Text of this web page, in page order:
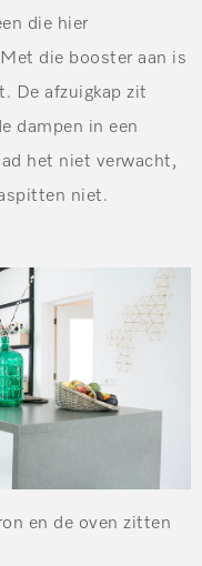
die hier
die booster aan is
De afzuigkap zit
dampen in een
het niet verwacht,
niet.
en de oven zitten